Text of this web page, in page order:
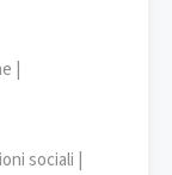
|
sociali |